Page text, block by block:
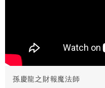
孫慶龍之財報魔法師